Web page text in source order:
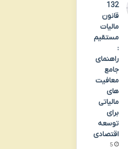
132
قانون
مالیات
مستقیم
:
راهنمای
جامع
معافیت‌
های
مالیاتی
برای
توسعه
اقتصادی
5